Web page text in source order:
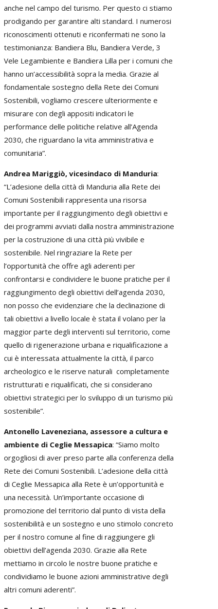
anche nel campo del turismo. Per questo ci stiamo
prodigando per garantire alti standard. I numerosi
riconoscimenti ottenuti e riconfermati ne sono la
testimonianza: Bandiera Blu, Bandiera Verde, 3
Vele Legambiente e Bandiera Lilla per i comuni che
hanno un’accessibilità sopra la media. Grazie al
fondamentale sostegno della Rete dei Comuni
Sostenibili, vogliamo crescere ulteriormente e
misurare con degli appositi indicatori le
performance delle politiche relative all’Agenda
2030, che riguardano la vita amministrativa e
comunitaria”.
Andrea Mariggiò, vicesindaco di Manduria:
“L’adesione della città di Manduria alla Rete dei
Comuni Sostenibili rappresenta una risorsa
importante per il raggiungimento degli obiettivi e
dei programmi avviati dalla nostra amministrazione
per la costruzione di una città più vivibile e
sostenibile. Nel ringraziare la Rete per
l’opportunità che offre agli aderenti per
confrontarsi e condividere le buone pratiche per il
raggiungimento degli obiettivi dell’agenda 2030,
non posso che evidenziare che la declinazione di
tali obiettivi a livello locale è stata il volano per la
maggior parte degli interventi sul territorio, come
quello di rigenerazione urbana e riqualificazione a
cui è interessata attualmente la città, il parco
archeologico e le riserve naturali completamente
ristrutturati e riqualificati, che si considerano
obiettivi strategici per lo sviluppo di un turismo più
sostenibile”.
Antonello Laveneziana, assessore a cultura e
ambiente di Ceglie Messapica: “Siamo molto
orgogliosi di aver preso parte alla conferenza della
Rete dei Comuni Sostenibili. L’adesione della città
di Ceglie Messapica alla Rete è un’opportunità e
una necessità. Un’importante occasione di
promozione del territorio dal punto di vista della
sostenibilità e un sostegno e uno stimolo concreto
per il nostro comune al fine di raggiungere gli
obiettivi dell’agenda 2030. Grazie alla Rete
mettiamo in circolo le nostre buone pratiche e
condividiamo le buone azioni amministrative degli
altri comuni aderenti”.